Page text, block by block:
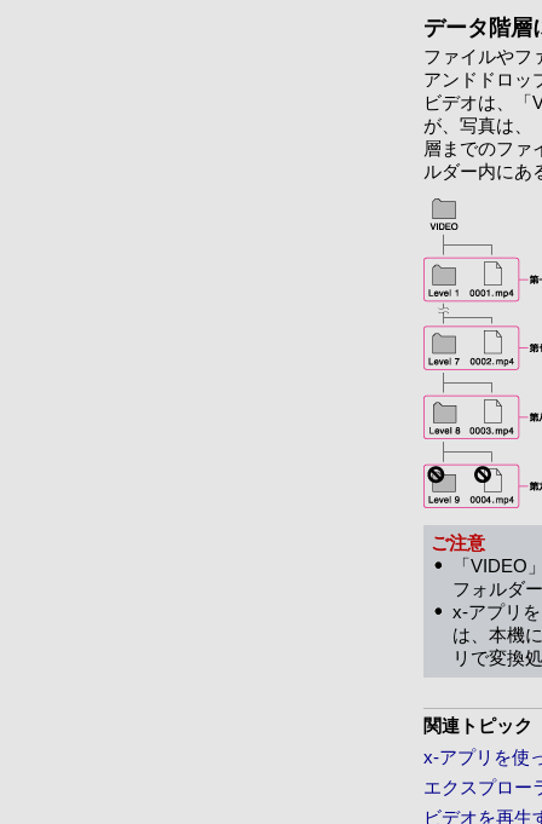
データ階層
ファイルやフ
アンドドロッ
ビデオは、「
が、写真は、
層までのファ
ルダー内にあ
ご注意
「VIDEO
フォルダ
x-アプリ
は、本機
リで変換
関連トピック
x-アプリを使
エクスプロー
ビデオを再生